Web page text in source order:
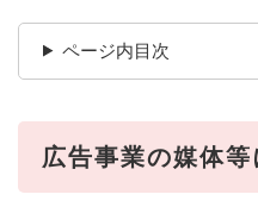
ページ内目次
広告事業の媒体等